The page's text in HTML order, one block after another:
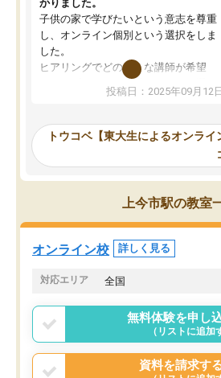
かりました。
子供の家で学びたいという意志を尊重
し、オンライン個別という選択をしま
した。
ヒアリングでどのような講師が希望
か、オプションは付帯するかなど選ぶ
事が出来ました。
ーティングを行い、その講師で良いか
見てから講師を決定する事ができま
す。
うちの子は、初回面談の講師の方で決
オンラインツールを使用した単語帳の
共有があり宿題もそちらで出される形
でした。
言う事で講師変更の申し出があり、あ
まりに短期での変更だった為、塾に通
う事にして退会しました。遅れも取り
戻せ、授業内容や講師の方は良かった
と思います。
投稿日：2025年09月12日
トウコベ【東大生によるオンライ
上今市駅の教室
オンライン校 詳しく見る
対応エリア 全国
無料体験を申し
（リストに追加
資料を請求す